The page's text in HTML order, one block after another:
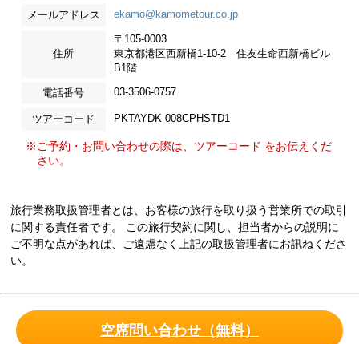
メールアドレス ekamo@kamometour.co.jp
住所
〒105-0003
東京都港区西新橋1-10-2 住友生命西新橋ビル
B1階
電話番号 03-3506-0757
ツアーコード PKTAYDK-008CPHSTD1
※ご予約・お問い合わせの際は、ツアーコード をお伝えくだ
さい。
旅行業務取扱管理者とは、お客様の旅行を取り扱う営業所での取引
に関する責任者です。 この旅行契約に関し、担当者からの説明に
ご不明な点があれば、ご遠慮なく上記の取扱管理者にお訊ねくださ
い。
空席問い合わせ（無料）